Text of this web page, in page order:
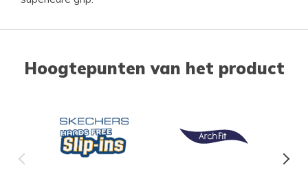
Hoogtepunten van het product